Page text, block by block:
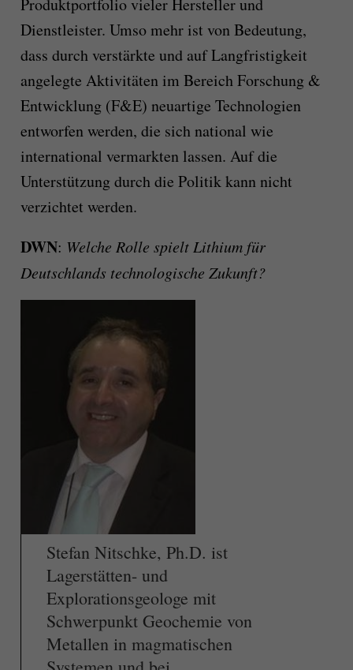
Produktportfolio vieler Hersteller und
Dienstleister. Umso mehr ist von Bedeutung,
dass durch verstärkte und auf Langfristigkeit
angelegte Aktivitäten im Bereich Forschung &
Entwicklung (F&E) neuartige Technologien
entworfen werden, die sich national wie
international vermarkten lassen. Auf die
Unterstützung durch die Politik kann nicht
verzichtet werden.
DWN: Welche Rolle spielt Lithium für
Deutschlands technologische Zukunft?
Stefan Nitschke, Ph.D. ist
Lagerstätten- und
Explorationsgeologe mit
Schwerpunkt Geochemie von
Metallen in magmatischen